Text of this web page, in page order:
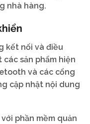
nhà hàng.
kết nối và điều
các sản phẩm hiện
và các cổng
cập nhật nội dung
phần mềm quản